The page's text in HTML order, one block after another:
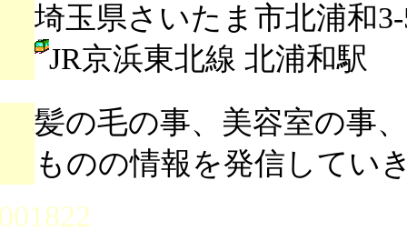
埼玉県さいたま市北浦和3-
JR京浜東北線 北浦和駅
髪の毛の事、美容室の事
ものの情報を発信してい